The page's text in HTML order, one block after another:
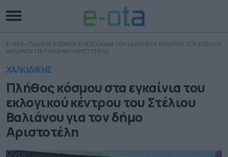
E-OTA » ΠΛΗΘΟΣ ΚΟΣΜΟΥ ΣΤΑ ΕΓΚΑΙΝΙΑ ΤΟΥ ΕΚΛΟΓΙΚΟΥ ΚΕΝΤΡΟΥ ΤΟΥ ΣΤΕΛΙΟΥ
ΒΑΛΙΑΝΟΥ ΓΙΑ ΤΟΝ ΔΗΜΟ ΑΡΙΣΤΟΤΕΛΗ
ΧΑΛΚΙΔΙΚΗΣ
Πλήθος κόσμου στα εγκαίνια του
εκλογικού κέντρου του Στέλιου
Βαλιάνου για τον δήμο
Αριστοτέλη